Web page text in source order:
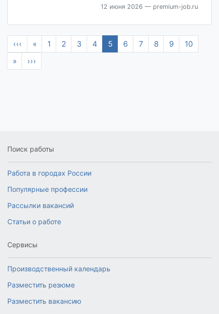
12 июня 2026 — premium-job.ru
‹‹‹ « 1 2 3 4 5 6 7 8 9
10
»
›››
Поиск работы
Работа в городах России
Популярные профессии
Рассылки вакансий
Статьи о работе
Сервисы
Производственный календарь
Разместить резюме
Разместить вакансию